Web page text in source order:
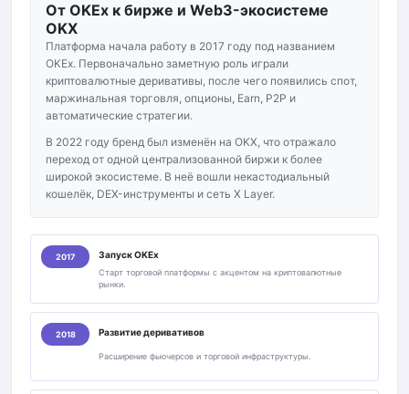
От OKEx к бирже и Web3-экосистеме
OKX
Платформа начала работу в 2017 году под названием
OKEx. Первоначально заметную роль играли
криптовалютные деривативы, после чего появились спот,
маржинальная торговля, опционы, Earn, P2P и
автоматические стратегии.
В 2022 году бренд был изменён на OKX, что отражало
переход от одной централизованной биржи к более
широкой экосистеме. В неё вошли некастодиальный
кошелёк, DEX-инструменты и сеть X Layer.
2017 Запуск OKEx
Старт торговой платформы с акцентом на криптовалютные
рынки.
2018 Развитие деривативов
Расширение фьючерсов и торговой инфраструктуры.